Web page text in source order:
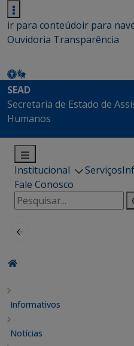
ir para conteúdoir para
Ouvidoria Transparência
SEAD
Secretaria de Estado de
Humanos
Institucional Serviços
Fale Conosco
Pesquisar
por:
Informativos
Notícias